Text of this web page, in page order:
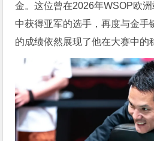
金。这位曾在2026年WSOP欧
中获得亚军的选手，再度与金手
的成绩依然展现了他在大赛中的